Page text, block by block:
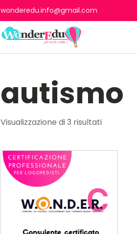
wonderedu.info@gmail.com
autismo
Visualizzazione di 3 risultati